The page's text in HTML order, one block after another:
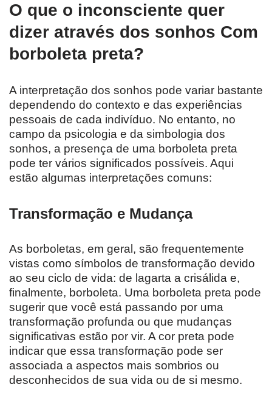
O que o inconsciente quer
dizer através dos sonhos Com
borboleta preta?
A interpretação dos sonhos pode variar bastante
dependendo do contexto e das experiências
pessoais de cada indivíduo. No entanto, no
campo da psicologia e da simbologia dos
sonhos, a presença de uma borboleta preta
pode ter vários significados possíveis. Aqui
estão algumas interpretações comuns:
Transformação e Mudança
As borboletas, em geral, são frequentemente
vistas como símbolos de transformação devido
ao seu ciclo de vida: de lagarta a crisálida e,
finalmente, borboleta. Uma borboleta preta pode
sugerir que você está passando por uma
transformação profunda ou que mudanças
significativas estão por vir. A cor preta pode
indicar que essa transformação pode ser
associada a aspectos mais sombrios ou
desconhecidos de sua vida ou de si mesmo.